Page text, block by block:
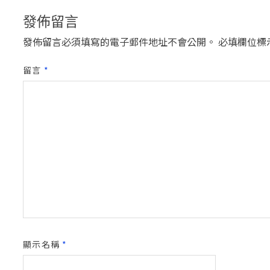
發佈留言
發佈留言必須填寫的電子郵件地址不會公開。 必填欄位
留言 *
顯示名稱 *